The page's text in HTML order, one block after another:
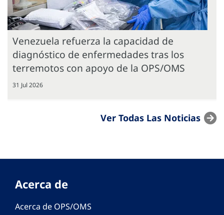
Venezuela refuerza la capacidad de
diagnóstico de enfermedades tras los
terremotos con apoyo de la OPS/OMS
31 Jul 2026
Ver Todas Las Noticias
Acerca de
Acerca de OPS/OMS